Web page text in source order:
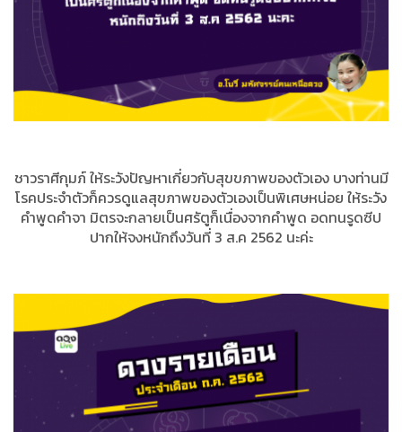
ชาวราศีกุมภ์ ให้ระวังปัญหาเกี่ยวกับสุขขภาพของตัวเอง บางท่านมี
โรคประจำตัวก็ควรดูแลสุขภาพของตัวเองเป็นพิเศษหน่อย ให้ระวัง
คำพูดคำจา มิตรจะกลายเป็นศรัตูก็เนื่องจากคำพูด อดทนรูดซีป
ปากให้จงหนักถึงวันที่ 3 ส.ค 2562 นะค่ะ